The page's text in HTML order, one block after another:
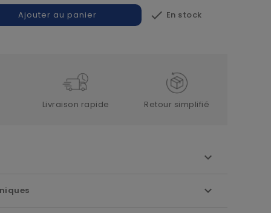
Ajouter au panier  En stock
Livraison rapide Retour simplifié